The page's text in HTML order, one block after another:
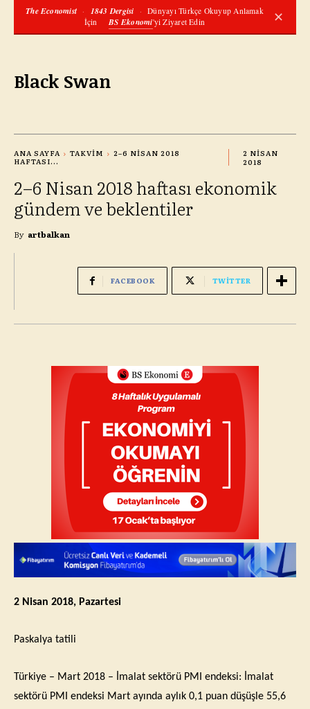
The Economist · 1843 Dergisi ·
Dünyayı Türkçe Okuyup Anlamak
İçin
BS Ekonomi'yi Ziyaret Edin ✕
Black Swan
ANA SAYFA TAKVIM
2–6 NISAN 2018
HAFTASI...
2 NISAN
2018
2–6 Nisan 2018 haftası ekonomik
gündem ve beklentiler
By artbalkan
FACEBOOK TWITTER
2 Nisan 2018, Pazartesi
Paskalya tatili
Türkiye – Mart 2018 – İmalat sektörü PMI endeksi: İmalat
sektörü PMI endeksi Mart ayında aylık 0,1 puan düşüşle 55,6